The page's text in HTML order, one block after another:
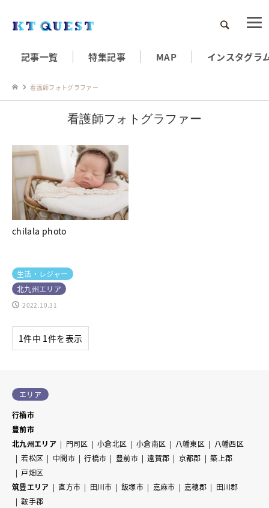
検索
記事一覧 特集記事 MAP インスタグラ
看護師フォトグラファー
看護師フォトグラファー
chilala photo
生活・レジャー
北九州エリア
2022.10.31
1件中 1件を表示
エリア
行橋市
豊前市
北九州エリア
門司区 小倉北区 小倉南区 八幡東区
八幡西区
若松区
中間市 行橋市 豊前市 遠賀郡 京都郡
築上郡
戸畑区
筑豊エリア
直方市 田川市 飯塚市 嘉麻市 嘉穂郡
田川郡
鞍手郡